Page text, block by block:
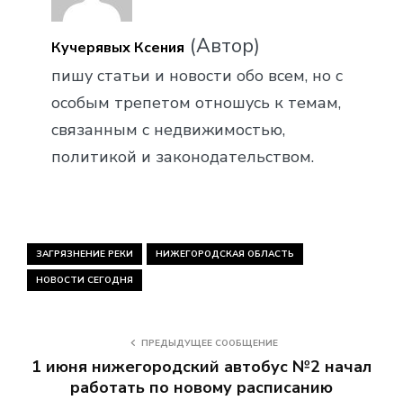
Кучерявых Ксения (Автор)
пишу статьи и новости обо всем, но с
особым трепетом отношусь к темам,
связанным с недвижимостью,
политикой и законодательством.
ЗАГРЯЗНЕНИЕ РЕКИ НИЖЕГОРОДСКАЯ ОБЛАСТЬ
НОВОСТИ СЕГОДНЯ
ПРЕДЫДУЩЕЕ СООБЩЕНИЕ
1 июня нижегородский автобус №2 начал
работать по новому расписанию